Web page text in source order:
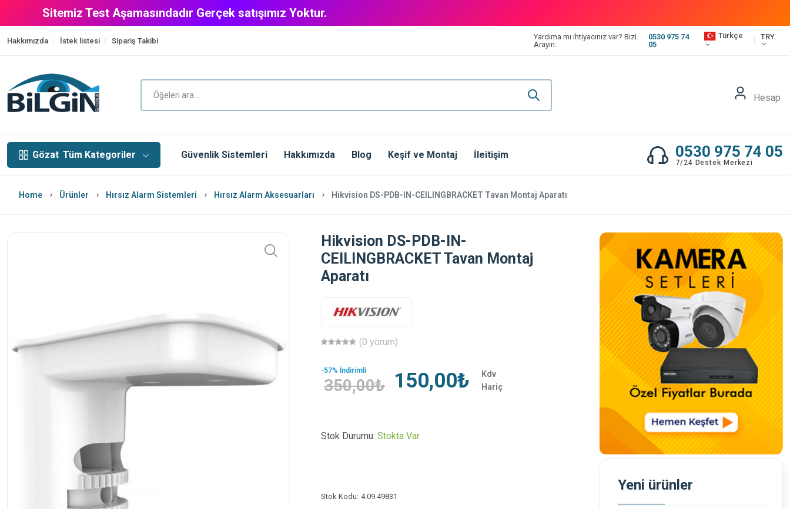
Sitemiz Test Aşamasındadır Gerçek satışımız Yoktur.
Hakkımızda İstek listesi Sipariş Takibi
Yardıma mı ihtiyacınız var? Bizi
Arayın:
0530 975 74
05
Türkçe TRY
Hesap
Gözat Tüm Kategoriler Güvenlik Sistemleri Hakkımızda Blog Keşif ve Montaj İleitişim 0530 975 74 05
7/24 Destek Merkezi
Home Ürünler Hırsız Alarm Sistemleri Hırsız Alarm Aksesuarları Hikvision DS-PDB-IN-CEILINGBRACKET Tavan Montaj Aparatı
Hikvision DS-PDB-IN-
CEILINGBRACKET Tavan Montaj
Aparatı
(0 yorum)
-57% İndirimli
350,00₺ 150,00₺
Kdv
Hariç
Stok Durumu: Stokta Var
Stok Kodu: 4.09.49831
Yeni ürünler